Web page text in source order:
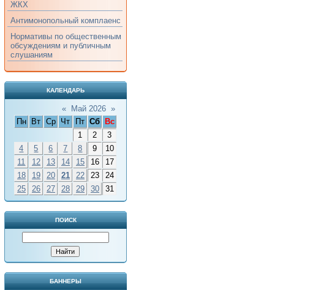
ЖКХ
Антимонопольный комплаенс
Нормативы по общественным
обсуждениям и публичным
слушаниям
КАЛЕНДАРЬ
« Май 2026 »
Пн
Вт Ср Чт Пт Сб
Вс
1
2
3
4
5 6 7 8 9
10
11
12 13 14 15 16
17
18
19 20 21 22 23
24
25
26 27 28 29 30 31
ПОИСК
БАННЕРЫ